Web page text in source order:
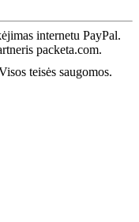
teisės saugomos.